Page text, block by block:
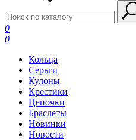
0
0
Кольца
Серьги
Кулоны
Крестики
Цепочки
Браслеты
Новинки
Новости